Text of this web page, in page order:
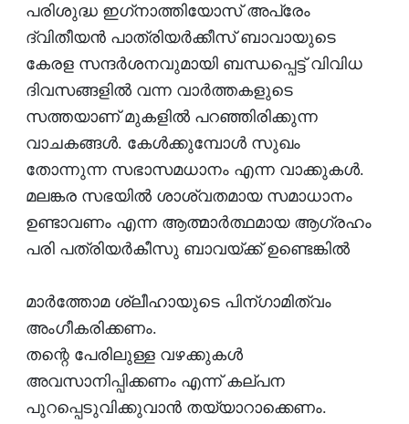
പരിശുദ്ധ ഇഗ്‌നാത്തിയോസ് അപ്രേം
ദ്വിതീയന്‍ പാത്രിയര്‍ക്കീസ് ബാവായുടെ
കേരള സന്ദര്‍ശനവുമായി ബന്ധപ്പെട്ട് വിവിധ
ദിവസങ്ങളില്‍ വന്ന വാര്‍ത്തകളുടെ
സത്തയാണ് മുകളില്‍ പറഞ്ഞിരിക്കുന്ന
വാചകങ്ങള്‍. കേള്‍ക്കുമ്പോള്‍ സുഖം
തോന്നുന്ന സഭാസമധാനം എന്ന വാക്കുകള്‍.
മലങ്കര സഭയില്‍ ശാശ്വതമായ സമാധാനം
ഉണ്ടാവണം എന്ന ആത്മാര്‍ത്ഥമായ ആഗ്രഹം
പരി പത്രിയര്‍കീസു ബാവയ്ക്ക് ഉണ്ടെങ്കില്‍
മാര്‍ത്തോമ ശ്ലീഹായുടെ പിന്ഗാമിത്വം
അംഗീകരിക്കണം.
തന്റെ പേരിലുള്ള വഴക്കുകള്‍
അവസാനിപ്പിക്കണം എന്ന് കല്പന
പുറപ്പെടുവിക്കുവാന്‍ തയ്യാറാക്കെണം.